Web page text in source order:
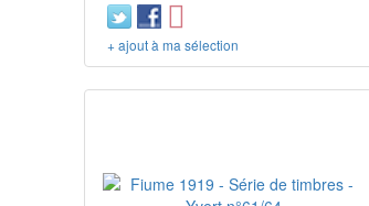
+ ajout à ma sélection